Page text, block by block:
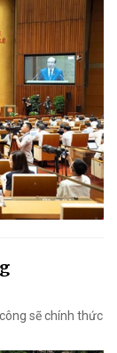
sẽ chính thức